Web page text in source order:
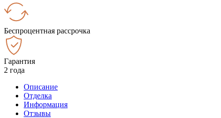
Беспроцентная рассрочка
Гарантия
2 года
Описание
Отделка
Информация
Отзывы